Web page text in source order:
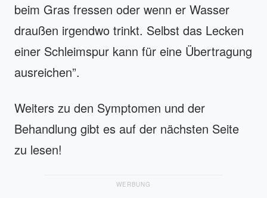
beim Gras fressen oder wenn er Wasser
draußen irgendwo trinkt. Selbst das Lecken
einer Schleimspur kann für eine Übertragung
ausreichen”.
Weiters zu den Symptomen und der
Behandlung gibt es auf der nächsten Seite
zu lesen!
WERBUNG